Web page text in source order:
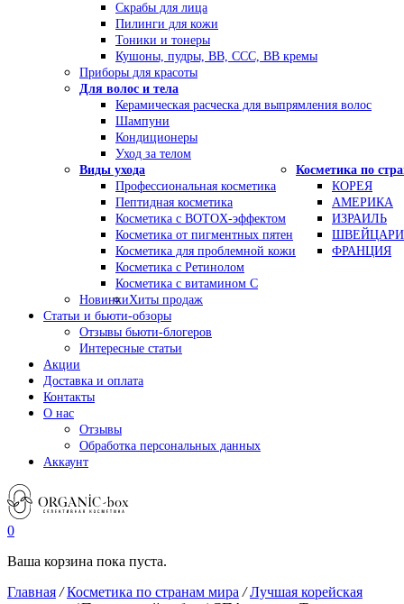
Скрабы для лица
Пилинги для кожи
Тоники и тонеры
Кушоны, пудры, ВВ, ССС, ВВ кремы
Приборы для красоты
Для волос и тела
Керамическая расческа для выпрямления волос
Шампуни
Кондиционеры
Уход за телом
Виды ухода
Профессиональная косметика
Пептидная косметика
Косметика с BOTOX-эффектом
Косметика от пигментных пятен
Косметика для проблемной кожи
Косметика с Ретинолом
Косметика с витамином С
Косметика по
КОРЕЯ
АМЕРИКА
ИЗРАИЛЬ
ФРАНЦИЯ
НовинкиХиты продаж
Статьи и бьюти-обзоры
Отзывы бьюти-блогеров
Интересные статьи
Акции
Доставка и оплата
Контакты
О нас
Отзывы
Обработка персональных данных
Аккаунт
0
Ваша корзина пока пуста.
Главная /Косметика по странам мира /Лучшая корейская